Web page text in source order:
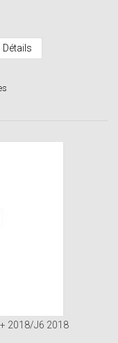
Détails
2018/J6 2018